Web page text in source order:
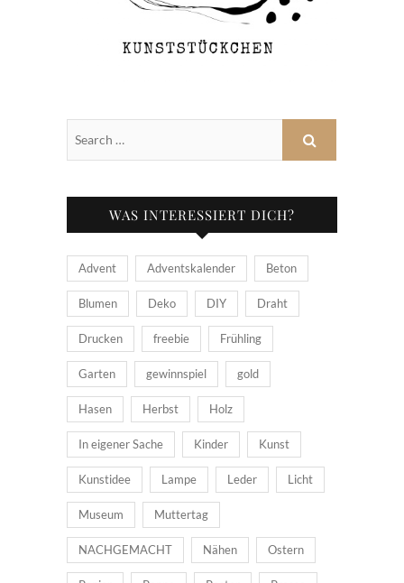
WAS INTERESSIERT DICH?
Advent Adventskalender Beton
Blumen Deko DIY Draht
Drucken freebie Frühling
Garten gewinnspiel gold
Hasen Herbst Holz
In eigener Sache Kinder Kunst
Kunstidee Lampe Leder Licht
Museum Muttertag
NACHGEMACHT Nähen Ostern